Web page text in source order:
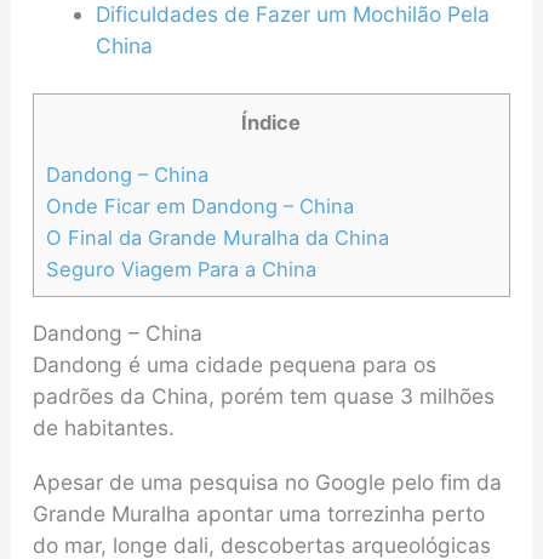
Dificuldades de Fazer um Mochilão Pela
China
Índice
Dandong – China
Onde Ficar em Dandong – China
O Final da Grande Muralha da China
Seguro Viagem Para a China
Dandong – China
Dandong é uma cidade pequena para os
padrões da China, porém tem quase 3 milhões
de habitantes.
Apesar de uma pesquisa no Google pelo fim da
Grande Muralha apontar uma torrezinha perto
do mar, longe dali, descobertas arqueológicas